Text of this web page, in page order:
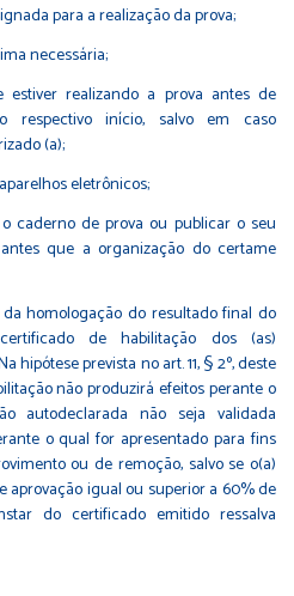
para a realização da prova;
necessária;
realizando a prova antes de
respectivo início, salvo em caso
(a);
eletrônicos;
caderno de prova ou publicar o seu
que a organização do certame
homologação do resultado final do
de habilitação dos (as)
hipótese prevista no art. 11, § 2º, deste
não produzirá efeitos perante o
autodeclarada não seja validada
o qual for apresentado para fins
ou de remoção, salvo se o(a)
aprovação igual ou superior a 60% de
do certificado emitido ressalva